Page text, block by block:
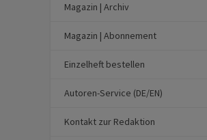
Magazin | Archiv
Magazin | Abonnement
Einzelheft bestellen
Autoren-Service (DE/EN)
Kontakt zur Redaktion